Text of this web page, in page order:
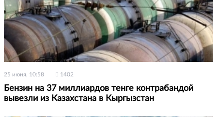
25 июня, 10:58 1402
Бензин на 37 миллиардов тенге контрабандой
вывезли из Казахстана в Кыргызстан